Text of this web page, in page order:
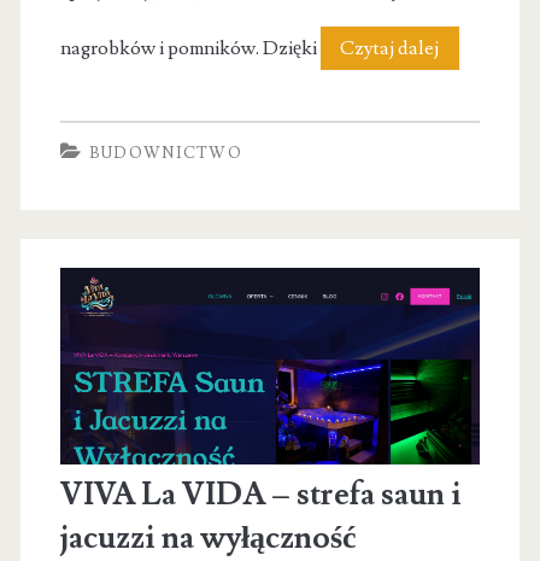
nagrobków i pomników. Dzięki Czytaj dalejKamieniarz
BUDOWNICTWO
VIVA La VIDA – strefa saun i
jacuzzi na wyłączność